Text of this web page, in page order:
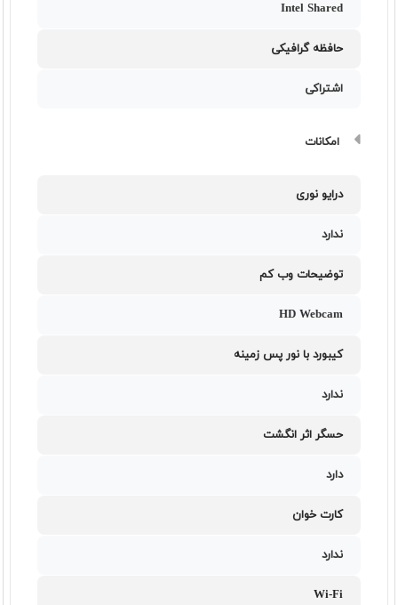
Intel Shared
حافظه گرافیکی
اشتراکی
امکانات
درایو نوری
ندارد
توضیحات وب کم
HD Webcam
کیبورد با نور پس زمینه
ندارد
حسگر اثر انگشت
دارد
کارت خوان
ندارد
Wi-Fi